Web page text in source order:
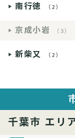
南行徳 （2）
京成小岩 （3）
新柴又 （2）
千葉市 エリ